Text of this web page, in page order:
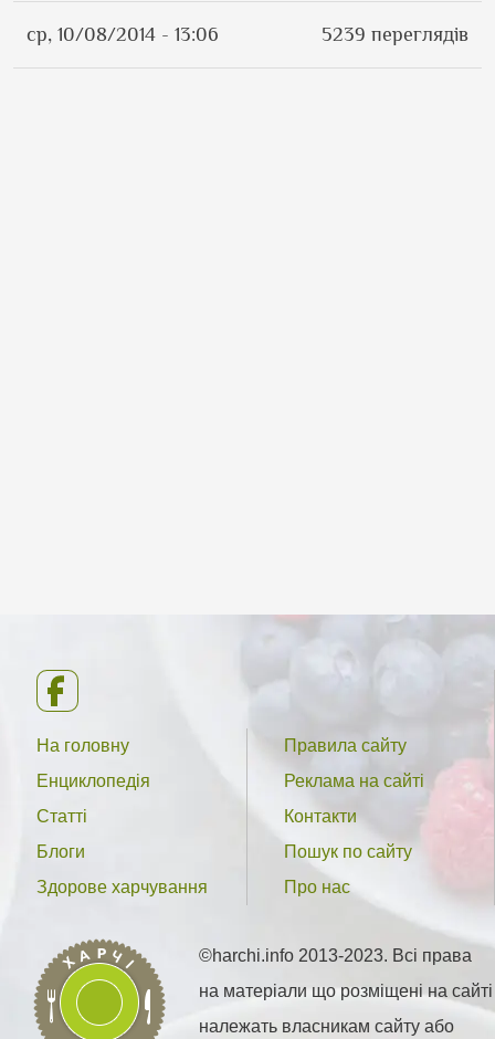
ср, 10/08/2014 - 13:06 5239 переглядів
На головну
Енциклопедія
Статті
Блоги
Здорове харчування
Правила сайту
Реклама на сайті
Контакти
Пошук по сайту
Про нас
©harchi.info 2013-2023. Всі права
на матеріали що розміщені на сайті
належать власникам сайту або